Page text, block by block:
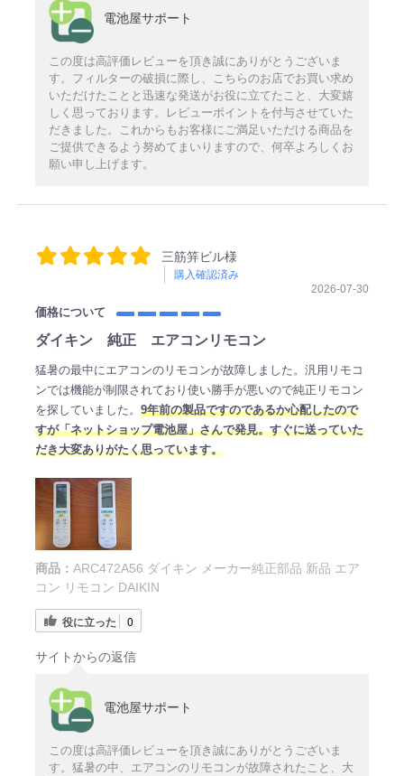
電池屋サポート
この度は高評価レビューを頂き誠にありがとうございま
す。フィルターの破損に際し、こちらのお店でお買い求め
いただけたことと迅速な発送がお役に立てたこと、大変嬉
しく思っております。レビューポイントを付与させていた
だきました。これからもお客様にご満足いただける商品を
ご提供できるよう努めてまいりますので、何卒よろしくお
願い申し上げます。
三筋笄ビル様
購入確認済み
2026-07-30
価格について
ダイキン 純正 エアコンリモコン
猛暑の最中にエアコンのリモコンが故障しました。汎用リモコ
ンでは機能が制限されており使い勝手が悪いので純正リモコン
を探していました。 9年前の製品ですのであるか心配したので
すが「ネットショップ電池屋」さんで発見。すぐに送っていた
だき大変ありがたく思っています。
商品： ARC472A56 ダイキン メーカー純正部品 新品 エア
コン リモコン DAIKIN
役に立った 0
サイトからの返信
電池屋サポート
この度は高評価レビューを頂き誠にありがとうございま
す。猛暑の中、エアコンのリモコンが故障されたこと、大